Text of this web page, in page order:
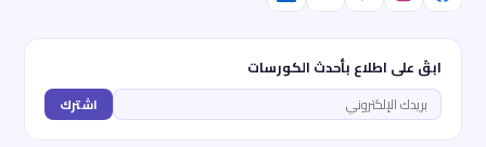
ابقَ على اطلاع بأحدث الكورسات
اشترك